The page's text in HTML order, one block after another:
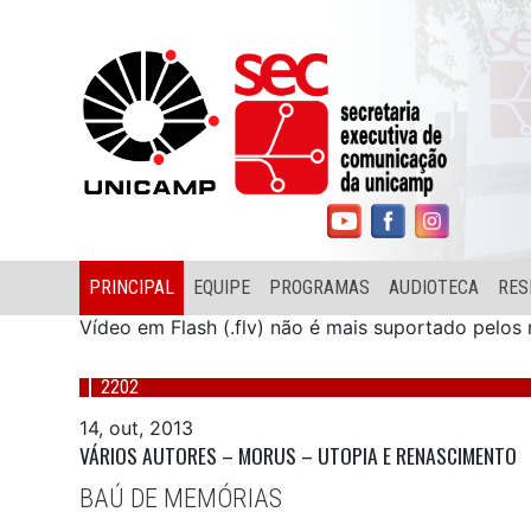
PRINCIPAL EQUIPE PROGRAMAS AUDIOTECA
Vídeo em Flash (.flv) não é mais suportado pelos
2202
14, out, 2013
VÁRIOS AUTORES – MORUS – UTOPIA E RENASCIMENTO
BAÚ DE MEMÓRIAS